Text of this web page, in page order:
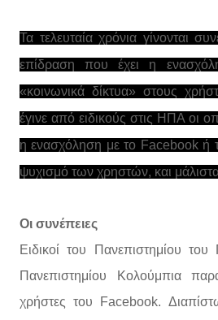
Τα τελευταία χρόνια γίνονται
επίδραση που έχει η
«κοινωνικά δίκτυα» στους
έγινε από ειδικούς στις ΗΠΑ οι
η ενασχόληση με το Facebook ή
ψυχισμό των χρηστών, και
Οι συνέπειες
Ειδικοί του Πανεπιστημίου
Πανεπιστημίου Κολούμπια
χρήστες του Facebook.